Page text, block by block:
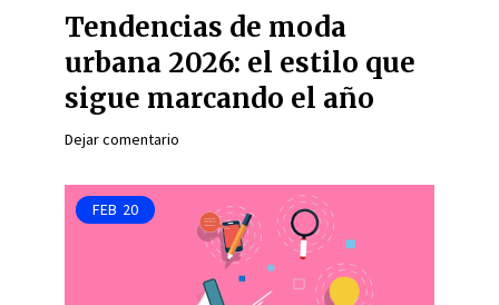
Tendencias de moda
urbana 2026: el estilo que
sigue marcando el año
Dejar comentario
FEB 20